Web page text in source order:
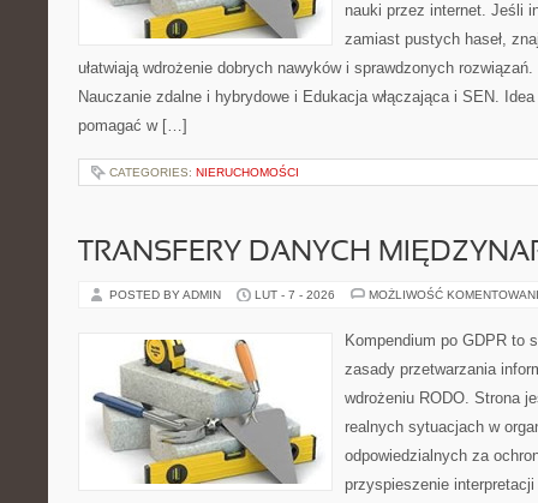
nauki przez internet. Jeśli
zamiast pustych haseł,
ułatwiają wdrożenie dobrych nawyków i sprawdzonych
Nauczanie zdalne i hybrydowe i Edukacja włączająca i SEN.
pomagać w […]
CATEGORIES: NIERUCHOMOŚCI
TRANSFERY DANYCH
POSTED BY ADMIN LUT - 7 - 2026 MOŻLIWOŚĆ
Kompendium po GDPR to
zasady przetwarzania
wdrożeniu RODO. Strona
realnych sytuacjach w
odpowiedzialnych za
przyspieszenie